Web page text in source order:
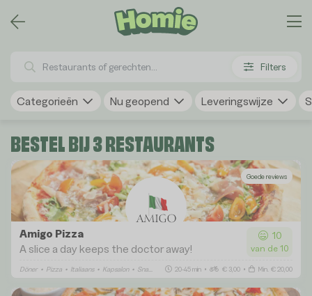
Filters
Categorieën Nu geopend Leveringswijze
BESTEL BIJ 3 RESTAURANTS
Goede reviews
Amigo Pizza
A slice a day keeps the doctor away!
10
van de 10
Döner • Pizza • Italiaans • Kapsalon • Snacks Shoarma
20-45 min • € 3,00 • Min. € 20,00